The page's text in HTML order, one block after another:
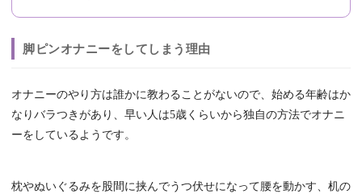
脚ピンオナニーをしてしまう理由
オナニーのやり方は誰かに教わることがないので、始める年齢はか
なりバラつきがあり、早い人は5歳くらいから独自の方法でオナニ
ーをしているようです。
枕やぬいぐるみを股間に挟んでうつ伏せになって腰を動かす、机の